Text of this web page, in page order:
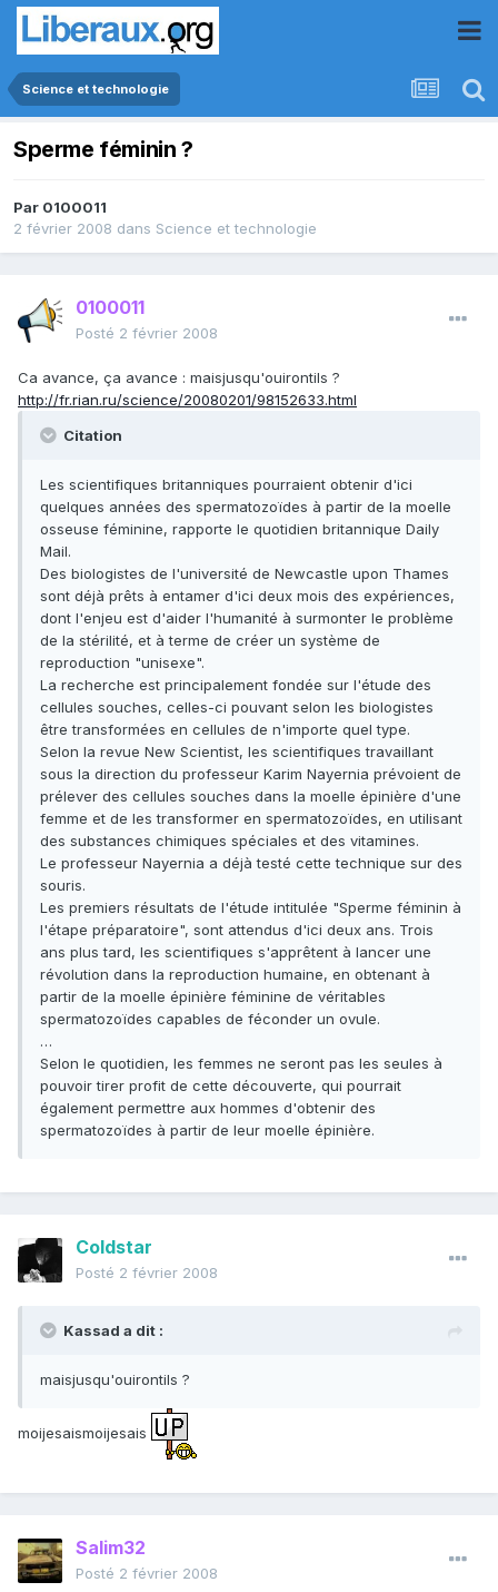
Science et technologie
Sperme féminin ?
Par 0100011
2 février 2008 dans Science et technologie
0100011
Posté 2 février 2008
Ca avance, ça avance : maisjusqu'ouirontils ?
http://fr.rian.ru/science/20080201/98152633.html
Citation
Les scientifiques britanniques pourraient obtenir d'ici
quelques années des spermatozoïdes à partir de la moelle
osseuse féminine, rapporte le quotidien britannique Daily
Mail.
Des biologistes de l'université de Newcastle upon Thames
sont déjà prêts à entamer d'ici deux mois des expériences,
dont l'enjeu est d'aider l'humanité à surmonter le problème
de la stérilité, et à terme de créer un système de
reproduction "unisexe".
La recherche est principalement fondée sur l'étude des
cellules souches, celles-ci pouvant selon les biologistes
être transformées en cellules de n'importe quel type.
Selon la revue New Scientist, les scientifiques travaillant
sous la direction du professeur Karim Nayernia prévoient de
prélever des cellules souches dans la moelle épinière d'une
femme et de les transformer en spermatozoïdes, en utilisant
des substances chimiques spéciales et des vitamines.
Le professeur Nayernia a déjà testé cette technique sur des
souris.
Les premiers résultats de l'étude intitulée "Sperme féminin à
l'étape préparatoire", sont attendus d'ici deux ans. Trois
ans plus tard, les scientifiques s'apprêtent à lancer une
révolution dans la reproduction humaine, en obtenant à
partir de la moelle épinière féminine de véritables
spermatozoïdes capables de féconder un ovule.
…
Selon le quotidien, les femmes ne seront pas les seules à
pouvoir tirer profit de cette découverte, qui pourrait
également permettre aux hommes d'obtenir des
spermatozoïdes à partir de leur moelle épinière.
Coldstar
Posté 2 février 2008
Kassad a dit :
maisjusqu'ouirontils ?
moijesaismoijesais
Salim32
Posté 2 février 2008